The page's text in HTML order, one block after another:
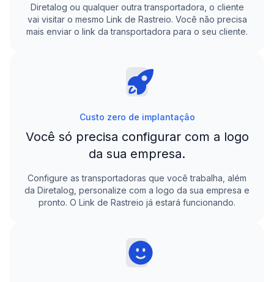
Diretalog ou qualquer outra transportadora, o cliente
vai visitar o mesmo Link de Rastreio. Você não precisa
mais enviar o link da transportadora para o seu cliente.
Custo zero de implantação
Você só precisa configurar com a logo
da sua empresa.
Configure as transportadoras que você trabalha, além
da Diretalog , personalize com a logo da sua empresa e
pronto. O Link de Rastreio já estará funcionando.